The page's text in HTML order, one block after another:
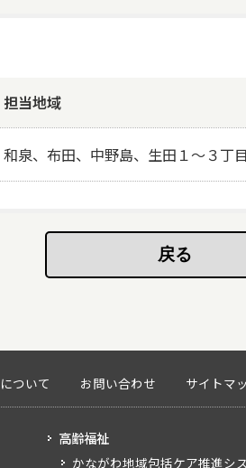
担当地域
和泉、布田、中野島、生田１～３丁目
ついて お問い合わせ サイトマ
高齢福祉
かながわ地域包括ケア推進シ